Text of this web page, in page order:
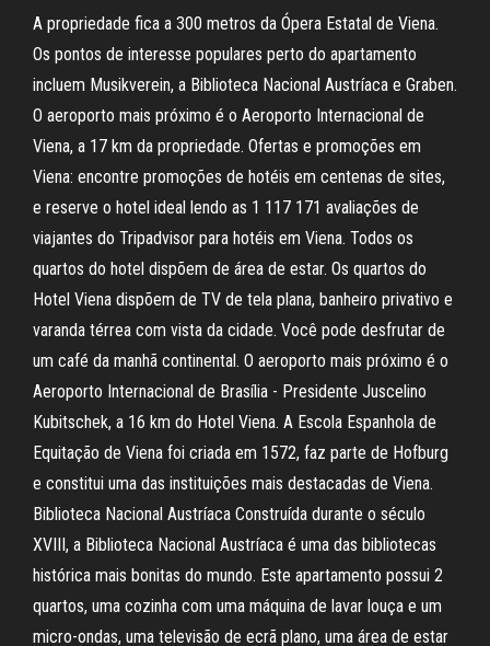
A propriedade fica a 300 metros da Ópera Estatal de Viena.
Os pontos de interesse populares perto do apartamento
incluem Musikverein, a Biblioteca Nacional Austríaca e Graben.
O aeroporto mais próximo é o Aeroporto Internacional de
Viena, a 17 km da propriedade. Ofertas e promoções em
Viena: encontre promoções de hotéis em centenas de sites,
e reserve o hotel ideal lendo as 1 117 171 avaliações de
viajantes do Tripadvisor para hotéis em Viena. Todos os
quartos do hotel dispõem de área de estar. Os quartos do
Hotel Viena dispõem de TV de tela plana, banheiro privativo e
varanda térrea com vista da cidade. Você pode desfrutar de
um café da manhã continental. O aeroporto mais próximo é o
Aeroporto Internacional de Brasília - Presidente Juscelino
Kubitschek, a 16 km do Hotel Viena. A Escola Espanhola de
Equitação de Viena foi criada em 1572, faz parte de Hofburg
e constitui uma das instituições mais destacadas de Viena.
Biblioteca Nacional Austríaca Construída durante o século
XVIII, a Biblioteca Nacional Austríaca é uma das bibliotecas
histórica mais bonitas do mundo. Este apartamento possui 2
quartos, uma cozinha com uma máquina de lavar louça e um
micro-ondas, uma televisão de ecrã plano, uma área de estar